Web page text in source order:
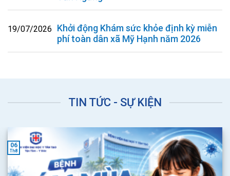
19/07/2026
Khởi động Khám sức khỏe định kỳ miễn
phí toàn dân xã Mỹ Hạnh năm 2026
TIN TỨC - SỰ KIỆN
06
Th8